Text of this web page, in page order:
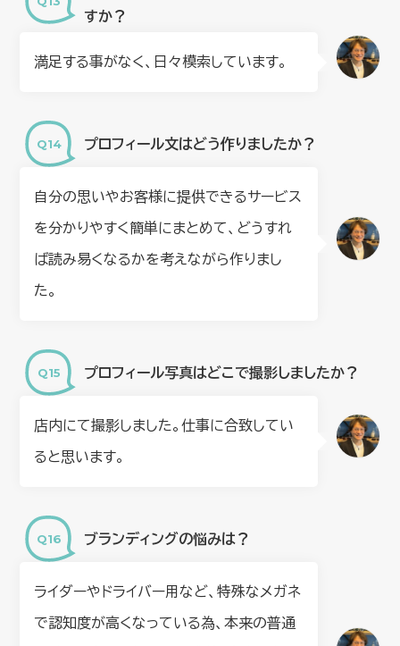
すか？
満足する事がなく、日々模索しています。
プロフィール文はどう作りましたか？
自分の思いやお客様に提供できるサービス
を分かりやすく簡単にまとめて、どうすれ
ば読み易くなるかを考えながら作りまし
た。
プロフィール写真はどこで撮影しましたか？
店内にて撮影しました。仕事に合致してい
ると思います。
ブランディングの悩みは？
ライダーやドライバー用など、特殊なメガネ
で認知度が高くなっている為、本来の普通